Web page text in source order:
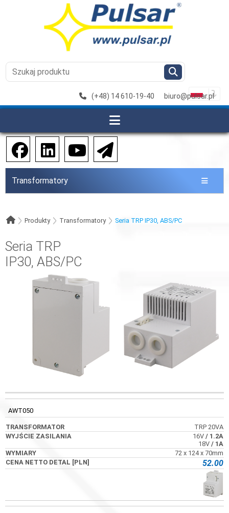
(+48) 14 610-19-40 biuro@pulsar.pl
Transformatory
Produkty Transformatory Seria TRP IP30, ABS/PC
Seria TRP
IP30, ABS/PC
WYJŚCIE
ZASILANIA
AWT050
TRP 20VA
16V / 1.2A
18V / 1A
72 x 124 x 70mm
52.00